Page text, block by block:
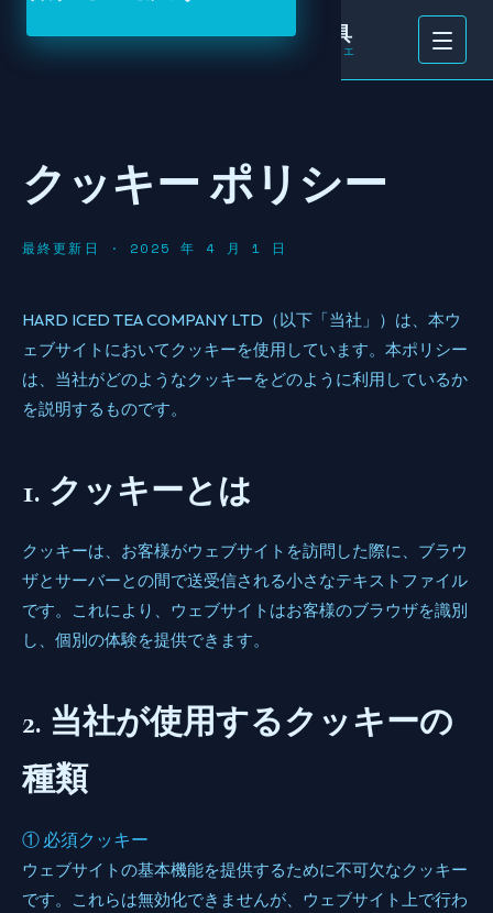
弓 ターキッシュアーチェリー寝具
ターキッシュ アーチェリー — 寝具アトリエ
クッキー ポリシー
最終更新日 · 2025 年 4 月 1 日
HARD ICED TEA COMPANY LTD（以下「当社」）は、本ウ
ェブサイトにおいてクッキーを使用しています。本ポリシー
は、当社がどのようなクッキーをどのように利用しているか
を説明するものです。
1. クッキーとは
クッキーは、お客様がウェブサイトを訪問した際に、ブラウ
ザとサーバーとの間で送受信される小さなテキストファイル
です。これにより、ウェブサイトはお客様のブラウザを識別
し、個別の体験を提供できます。
2. 当社が使用するクッキーの
種類
① 必須クッキー
ウェブサイトの基本機能を提供するために不可欠なクッキー
です。これらは無効化できませんが、ウェブサイト上で行わ